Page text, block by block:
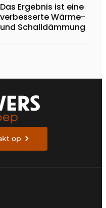
Das Ergebnis ist eine
verbesserte Wärme-
und Schalldämmung
op